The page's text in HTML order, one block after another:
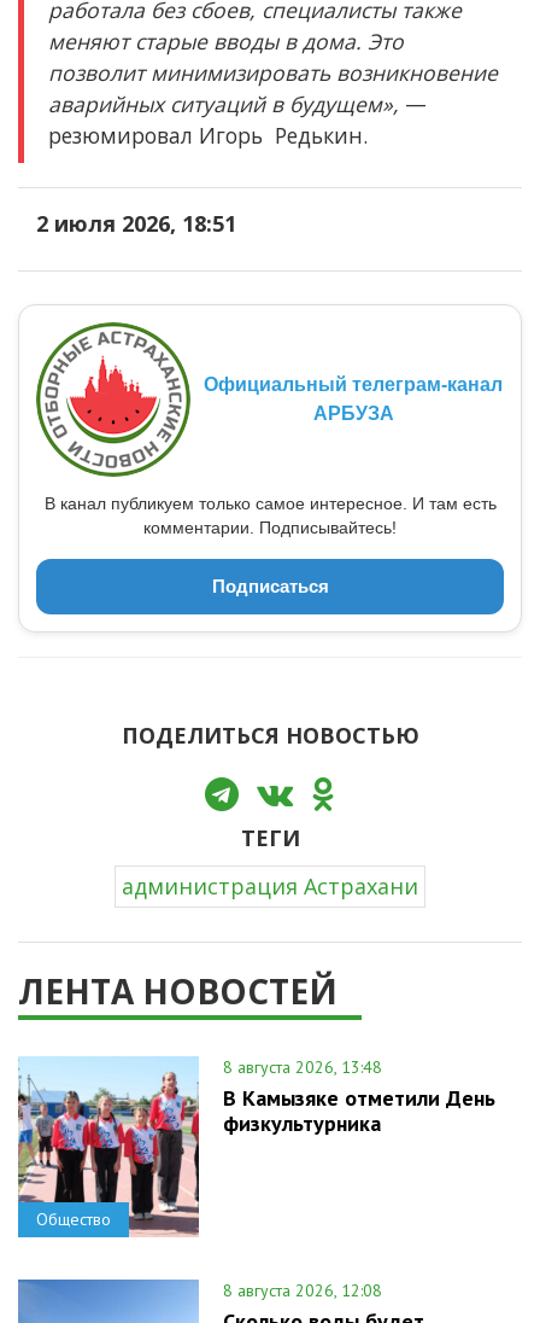
работала без сбоев, специалисты также
меняют старые вводы в дома. Это
позволит минимизировать возникновение
аварийных ситуаций в будущем», —
резюмировал Игорь Редькин.
2 июля 2026, 18:51
Официальный телеграм-канал
АРБУЗА
В канал публикуем только самое интересное. И там есть
комментарии. Подписывайтесь!
Подписаться
ПОДЕЛИТЬСЯ НОВОСТЬЮ
ТЕГИ
администрация Астрахани
ЛЕНТА НОВОСТЕЙ
Общество
8 августа 2026, 13:48
В Камызяке отметили День
физкультурника
8 августа 2026, 12:08